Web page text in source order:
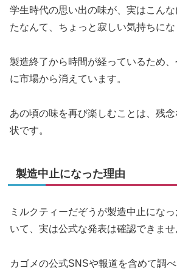
学生時代の思い出の味が、実はこん
たなんて、ちょっと寂しい気持ちにな
製造終了から時間が経っているため
に市場から消えています。
あの頃の味を再び楽しむことは、残
状です。
製造中止になった理由
ミルクティーだぞうが製造中止にな
いて、実は公式な発表は確認できませ
カゴメの公式SNSや報道を含めて調べ